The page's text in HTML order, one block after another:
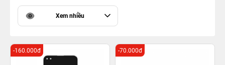
Xem nhiều
-160.000đ -70.000đ